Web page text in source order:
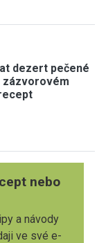
dezert pečené
zázvorovém
nebo
a návody
ve své e-